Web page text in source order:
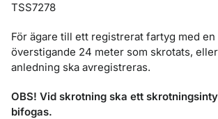
TSS7278
För ägare till ett registrerat fartyg med en
överstigande 24 meter som skrotats,
anledning ska avregistreras.
OBS! Vid skrotning ska ett
bifogas.